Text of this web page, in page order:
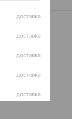
70%
доставка
доставка
доставка
доставка
доставка